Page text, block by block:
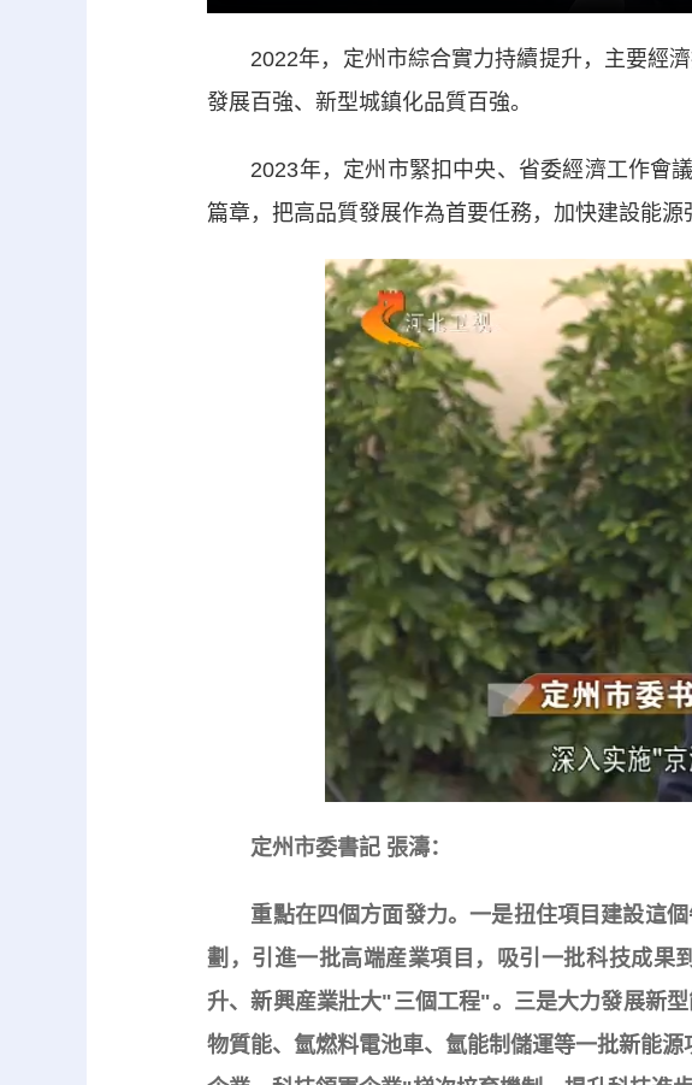
2022年，定州市綜合實力持續提升，主要經濟
發展百強、新型城鎮化品質百強。
2023年，定州市緊扣中央、省委經濟工作會議
篇章，把高品質發展作為首要任務，加快建設能源
定州市委書記 張濤：
重點在四個方面發力。一是扭住項目建設這個
劃，引進一批高端産業項目，吸引一批科技成果
升、新興産業壯大"三個工程"。三是大力發展新
物質能、氫燃料電池車、氫能制儲運等一批新能